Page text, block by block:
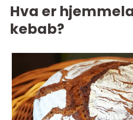
Hva er
kebab?